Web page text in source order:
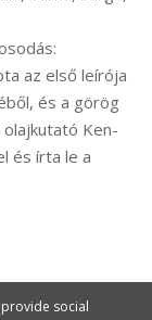
az első leírója
és a görög
olajkutató Ken-
és írta le a
social